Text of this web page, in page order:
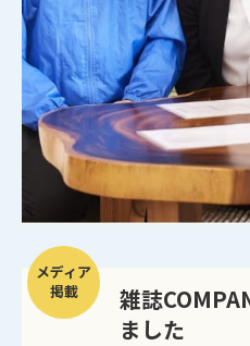
メディア
掲載
雑誌
ました